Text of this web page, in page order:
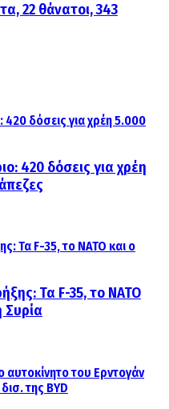
22 θάνατοι, 343
420 δόσεις για χρέη
Τα F-35, το ΝΑΤΟ